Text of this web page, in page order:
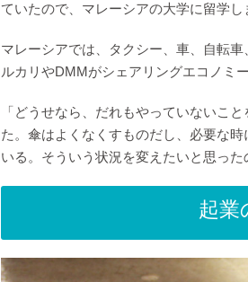
ていたので、マレーシアの大学に留学し
マレーシアでは、タクシー、車、自転
ルカリやDMMがシェアリングエコノミ
「どうせなら、だれもやっていないこ
た。傘はよくなくすものだし、必要な
いる。そういう状況を変えたいと思った
起業